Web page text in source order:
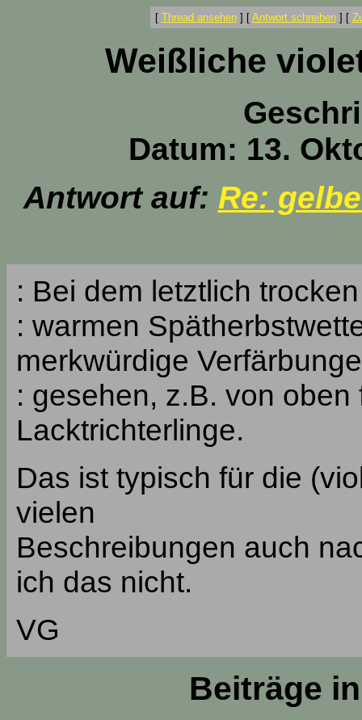
[ Thread ansehen] [ Antwort schreiben] [
Weißliche
Datum: 13.
Antwort auf: Re:
: Bei dem letztlich trocken
: warmen
merkwürdige
: gesehen, z.B. von
Lacktrichterlinge.
Das ist typisch für die
vielen
Beschreibungen auch
ich das nicht.
VG
Beiträge